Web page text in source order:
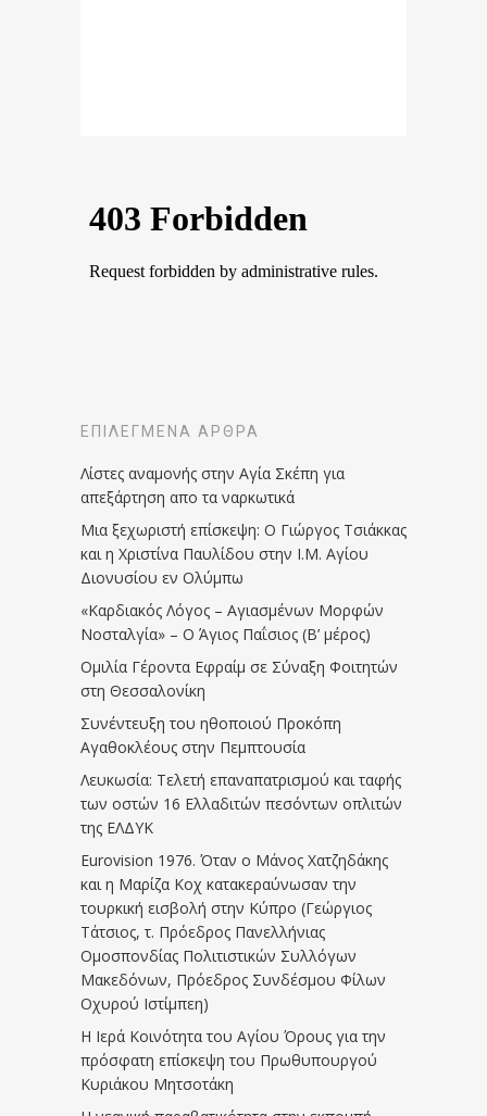
ΕΠΙΛΕΓΜΈΝΑ ΆΡΘΡΑ
Λίστες αναμονής στην Αγία Σκέπη για
απεξάρτηση απο τα ναρκωτικά
Μια ξεχωριστή επίσκεψη: Ο Γιώργος Τσιάκκας
και η Χριστίνα Παυλίδου στην Ι.Μ. Αγίου
Διονυσίου εν Ολύμπω
«Καρδιακός Λόγος – Αγιασμένων Μορφών
Νοσταλγία» – Ο Άγιος Παΐσιος (Β’ μέρος)
Ομιλία Γέροντα Εφραίμ σε Σύναξη Φοιτητών
στη Θεσσαλονίκη
Συνέντευξη του ηθοποιού Προκόπη
Αγαθοκλέους στην Πεμπτουσία
Λευκωσία: Τελετή επαναπατρισμού και ταφής
των οστών 16 Ελλαδιτών πεσόντων οπλιτών
της ΕΛΔΥΚ
Eurovision 1976. Όταν ο Μάνος Χατζηδάκης
και η Μαρίζα Κοχ κατακεραύνωσαν την
τουρκική εισβολή στην Κύπρο (Γεώργιος
Τάτσιος, τ. Πρόεδρος Πανελλήνιας
Ομοσπονδίας Πολιτιστικών Συλλόγων
Μακεδόνων, Πρόεδρος Συνδέσμου Φίλων
Οχυρού Ιστίμπεη)
Η Ιερά Κοινότητα του Αγίου Όρους για την
πρόσφατη επίσκεψη του Πρωθυπουργού
Κυριάκου Μητσοτάκη